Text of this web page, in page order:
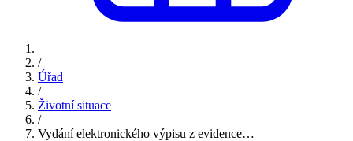
/
Úřad
/
Životní situace
/
Vydání elektronického výpisu z evidence…